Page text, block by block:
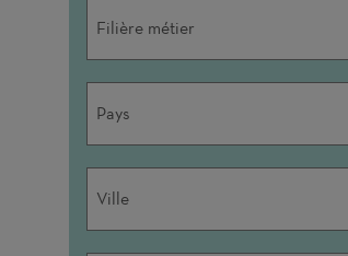
Filière métier
Pays
Ville